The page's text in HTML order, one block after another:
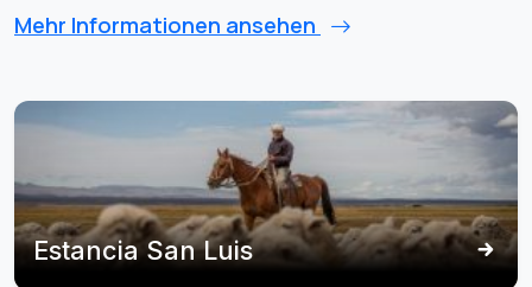
Mehr Informationen ansehen
Estancia San Luis